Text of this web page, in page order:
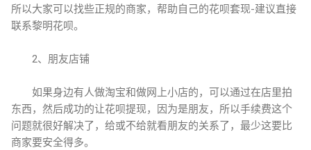
所以大家可以找些正规的商家，帮助自己的花呗套现-建议直接
联系黎明花呗。
2、朋友店铺
如果身边有人做淘宝和做网上小店的，可以通过在店里拍
东西，然后成功的让花呗提现，因为是朋友，所以手续费这个
问题就很好解决了，给或不给就看朋友的关系了，最少这要比
商家要安全得多。